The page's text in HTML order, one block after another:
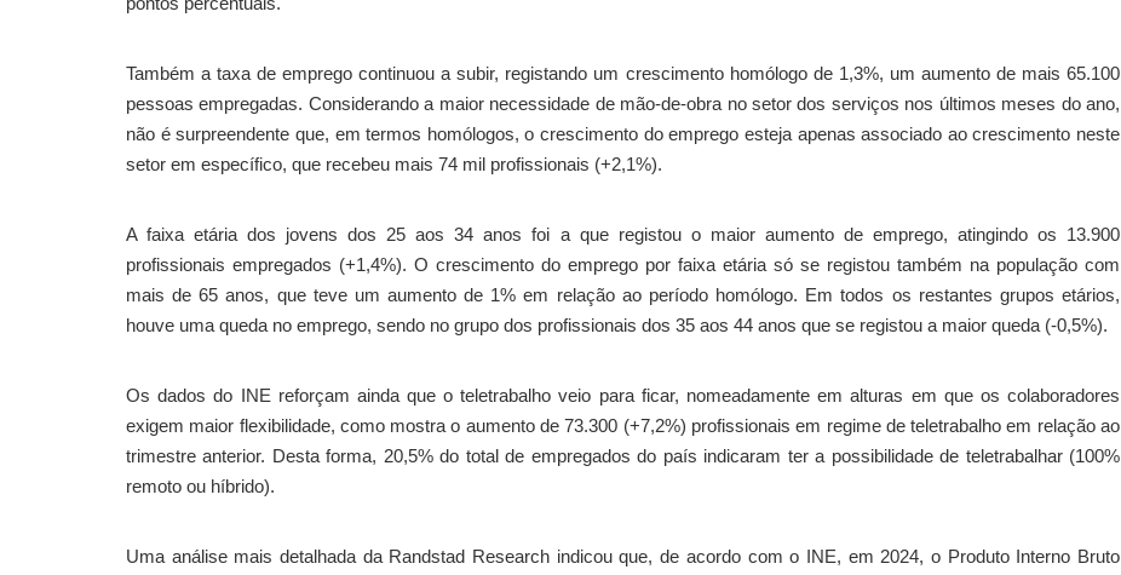
Também a taxa de emprego continuou a subir, registando um crescimento homólogo de 1,3%, um aumento de mais 65.100
pessoas empregadas. Considerando a maior necessidade de mão-de-obra no setor dos serviços nos últimos meses do ano,
não é surpreendente que, em termos homólogos, o crescimento do emprego esteja apenas associado ao crescimento neste
setor em específico, que recebeu mais 74 mil profissionais (+2,1%).
A faixa etária dos jovens dos 25 aos 34 anos foi a que registou o maior aumento de emprego, atingindo os 13.900
profissionais empregados (+1,4%). O crescimento do emprego por faixa etária só se registou também na população com
mais de 65 anos, que teve um aumento de 1% em relação ao período homólogo. Em todos os restantes grupos etários,
houve uma queda no emprego, sendo no grupo dos profissionais dos 35 aos 44 anos que se registou a maior queda (-0,5%).
Os dados do INE reforçam ainda que o teletrabalho veio para ficar, nomeadamente em alturas em que os colaboradores
exigem maior flexibilidade, como mostra o aumento de 73.300 (+7,2%) profissionais em regime de teletrabalho em relação ao
trimestre anterior. Desta forma, 20,5% do total de empregados do país indicaram ter a possibilidade de teletrabalhar (100%
remoto ou híbrido).
Uma análise mais detalhada da Randstad Research indicou que, de acordo com o INE, em 2024, o Produto Interno Bruto